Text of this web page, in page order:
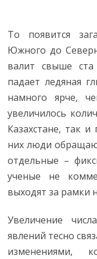
То появится
Южного до
валит свыше
падает ледяная
намного ярче,
увеличилось
Казахстане, так
них люди
отдельные –
ученые не
выходят за рамки
Увеличение
явлений тесно
изменениями,